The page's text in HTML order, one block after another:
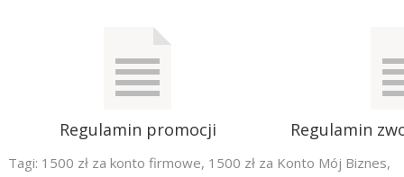
Regulamin promocji Regulamin
Tagi: 1500 zł za konto firmowe, 1500 zł za Konto Mój Biznes,